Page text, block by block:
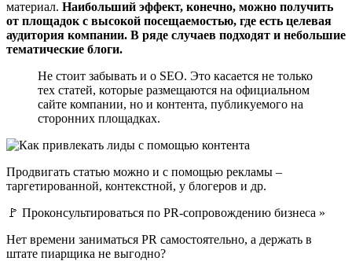
материал. Наибольший эффект, конечно, можно получить
от площадок с высокой посещаемостью, где есть целевая
аудитория компании. В ряде случаев подходят и небольшие
тематические блоги.
Не стоит забывать и о SEO. Это касается не только
тех статей, которые размещаются на официальном
сайте компании, но и контента, публикуемого на
сторонних площадках.
Продвигать статью можно и с помощью рекламы –
таргетированной, контекстной, у блогеров и др.
🚩 Проконсультироваться по PR-сопровождению бизнеса »
Нет времени заниматься PR самостоятельно, а держать в
штате пиарщика не выгодно?